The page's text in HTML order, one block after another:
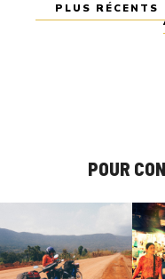
PLUS RÉCENTS
POUR